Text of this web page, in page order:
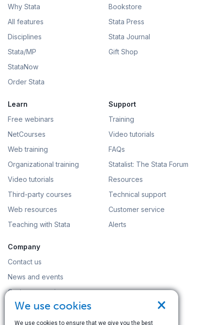
Why Stata
All features
Disciplines
Stata/MP
StataNow
Order Stata
Bookstore
Stata Press
Stata Journal
Gift Shop
Learn
Free webinars
NetCourses
Web training
Organizational training
Video tutorials
Third-party courses
Web resources
Teaching with Stata
Support
Training
Video tutorials
FAQs
Statalist: The Stata Forum
Resources
Technical support
Customer service
Alerts
Company
Contact us
News and events
Customer service
Careers
Search
×
We use cookies
We use cookies to ensure that we give you the best